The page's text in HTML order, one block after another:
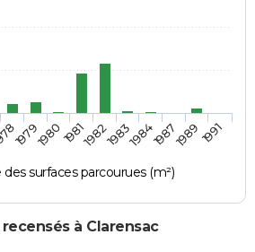
surfaces parcourues (m²)
197919801981198219831984198719891991
à Clarensac